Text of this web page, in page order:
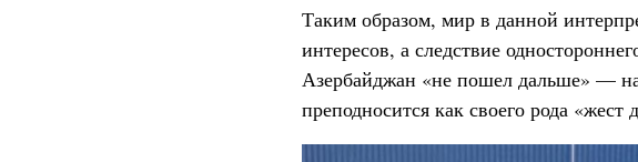
Таким образом, мир в данной
интересов, а следствие
Азербайджан «не пошел дальше» —
преподносится как своего рода